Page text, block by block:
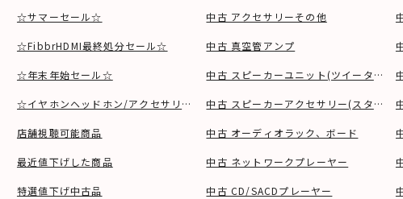
☆サマーセール☆
☆FibbrHDMI最終処分セール☆
☆年末年始セール☆
☆イヤホンヘッドホン/アクセサリSALE☆
店舗視聴可能商品
最近値下げした商品
特選値下げ中古品
中古 アクセサリーその他
中古 真空管アンプ
中古 スピーカーユニット(ツイーター、
中古 スピーカーアクセサリー(スタンド
中古 オーディオラック、ボード
中古 ネットワークプレーヤー
中古 CD/SACDプレーヤー